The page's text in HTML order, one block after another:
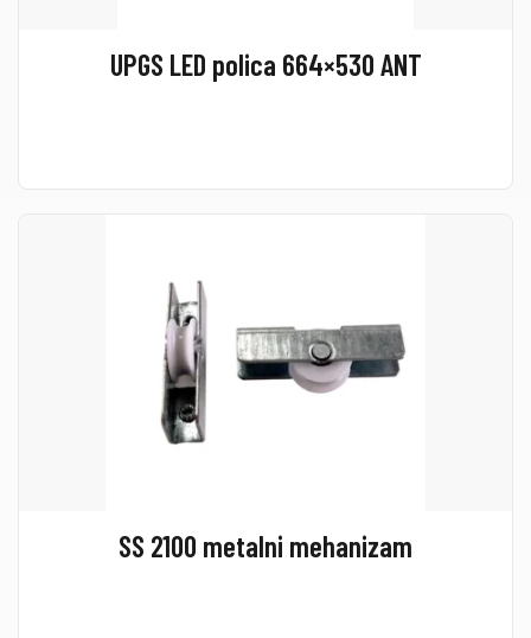
UPGS LED polica 664×530 ANT
SS 2100 metalni mehanizam